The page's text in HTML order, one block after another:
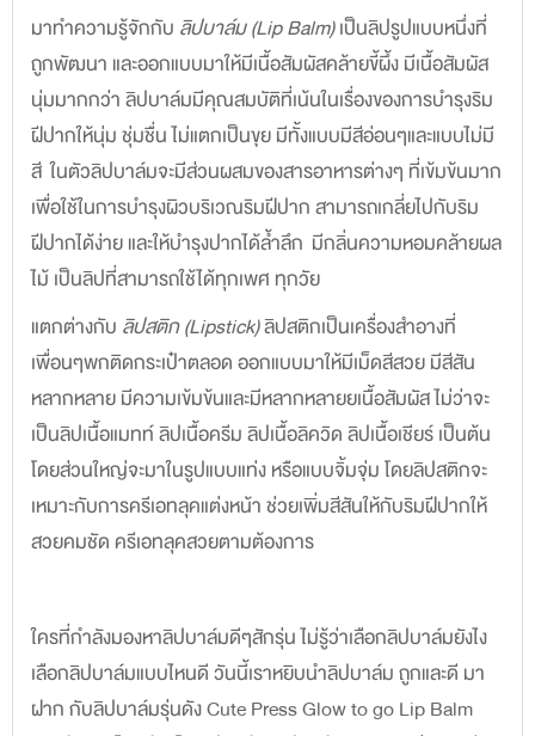
มาทำความรู้จักกับ ลิปบาล์ม (Lip Balm)เป็นลิปรูปแบบหนึ่งที่
ถูกพัฒนา และออกแบบมาให้มีเนื้อสัมผัสคล้ายขี้ผึ้ง มีเนื้อสัมผัส
นุ่มมากกว่า ลิปบาล์มมีคุณสมบัติที่เน้นในเรื่องของการบำรุงริม
ฝีปากให้นุ่ม ชุ่มชื่น ไม่แตกเป็นขุย มีทั้งแบบมีสีอ่อนๆและแบบไม่มี
สี ในตัวลิปบาล์มจะมีส่วนผสมของสารอาหารต่างๆ ที่เข้มข้นมาก
เพื่อใช้ในการบำรุงผิวบริเวณริมฝีปาก สามารถเกลี่ยไปกับริม
ฝีปากได้ง่าย และให้บำรุงปากได้ล้ำลึก มีกลิ่นความหอมคล้ายผล
ไม้เป็นลิปที่สามารถใช้ได้ทุกเพศ ทุกวัย
แตกต่างกับ ลิปสติก (Lipstick)ลิปสติกเป็นเครื่องสำอางที่
เพื่อนๆพกติดกระเป๋าตลอด ออกแบบมาให้มีเม็ดสีสวย มีสีสัน
หลากหลาย มีความเข้มข้นและมีหลากหลายยเนื้อสัมผัส ไม่ว่าจะ
เป็นลิปเนื้อแมทท์ ลิปเนื้อครีม ลิปเนื้อลิควิด ลิปเนื้อเชียร์ เป็นต้น
โดยส่วนใหญ่จะมาในรูปแบบแท่ง หรือแบบจิ้มจุ่ม โดยลิปสติกจะ
เหมาะกับการครีเอทลุคแต่งหน้า ช่วยเพิ่มสีสันให้กับริมฝีปากให้
สวยคมชัด ครีเอทลุคสวยตามต้องการ
ใครที่กำลังมองหาลิปบาล์มดีๆสักรุ่น ไม่รู้ว่าเลือกลิปบาล์มยังไง
เลือกลิปบาล์มแบบไหนดี วันนี้เราหยิบนำลิปบาล์ม ถูกและดี มา
ฝาก กับลิปบาล์มรุ่นดัง Cute Press Glow to go Lip Balm